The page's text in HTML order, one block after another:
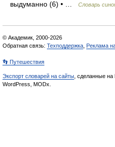
выдуманно (6) • … Словарь
© Академик, 2000-2026
Обратная связь: Техподдержка Реклама
👣 Путешествия
Экспорт словарей на сайты , сделанные на
WordPress, MODx.